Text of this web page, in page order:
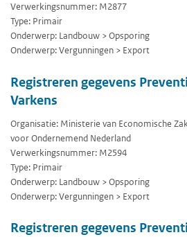
Verwerkingsnummer: M2877
Type: Primair
Onderwerp: Landbouw > Opsporing
Onderwerp: Vergunningen > Export
Registreren gegevens
Varkens
Organisatie: Ministerie van Economische
voor Ondernemend Nederland
Verwerkingsnummer: M2594
Type: Primair
Onderwerp: Landbouw > Opsporing
Onderwerp: Vergunningen > Export
Registreren gegevens